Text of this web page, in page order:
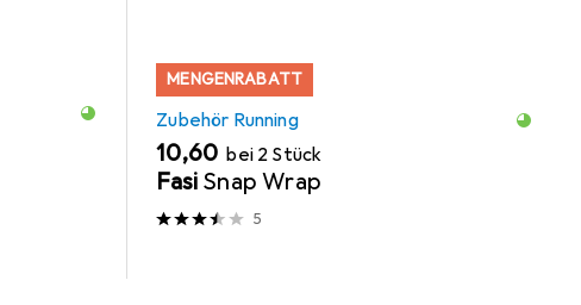
MENGENRABATT
Zubehör Running
EUR
10,60 bei 2 Stück
Fasi Snap Wrap
5